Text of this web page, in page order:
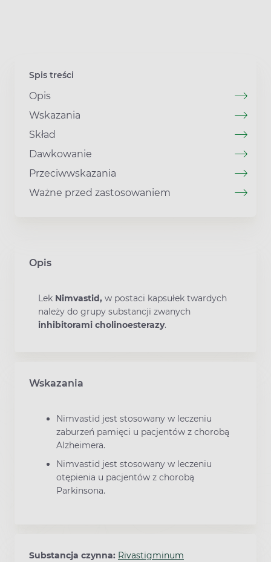
Spis treści
Opis
Wskazania
Skład
Dawkowanie
Przeciwwskazania
Ważne przed zastosowaniem
Opis
Lek Nimvastid, w postaci kapsułek twardych
należy do grupy substancji zwanych
inhibitorami cholinoesterazy.
Wskazania
Nimvastid jest stosowany w leczeniu
zaburzeń pamięci u pacjentów z chorobą
Alzheimera.
Nimvastid jest stosowany w leczeniu
otępienia u pacjentów z chorobą
Parkinsona.
Substancja czynna: Rivastigminum